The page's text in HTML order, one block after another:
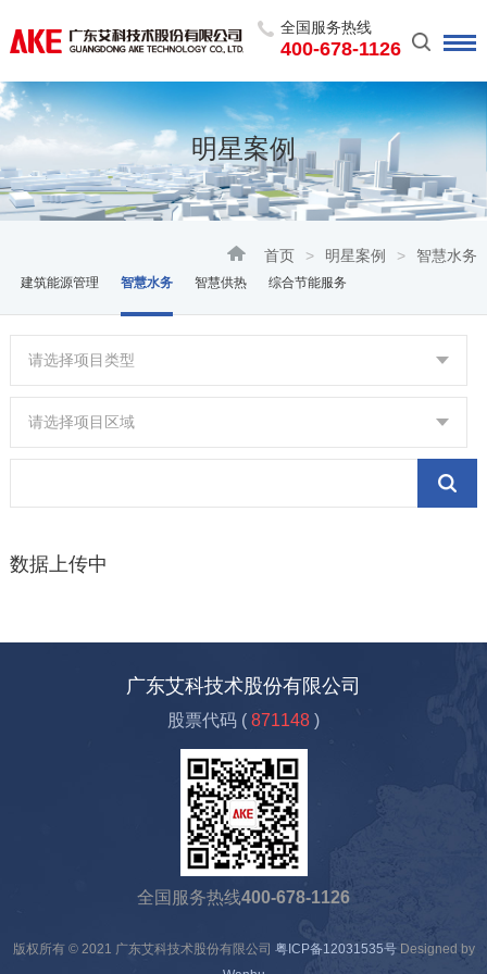
全国服务热线
400-678-1126
明星案例
首页 > 明星案例 > 智慧水务
建筑能源管理 智慧水务 智慧供热 综合节能服务
请选择项目类型
请选择项目区域
数据上传中
广东艾科技术股份有限公司
股票代码 ( 871148 )
全国服务热线400-678-1126
版权所有 © 2021 广东艾科技术股份有限公司 粤ICP备12031535号Designed by